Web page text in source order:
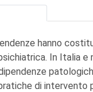
hanno
In Italia
di